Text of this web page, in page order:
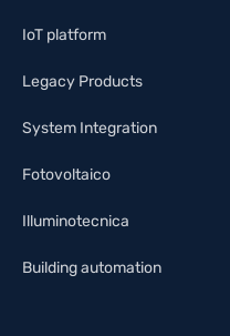
IoT platform
Legacy Products
System Integration
Fotovoltaico
Illuminotecnica
Building automation